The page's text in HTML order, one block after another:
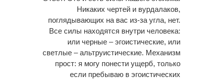
Никаких чертей и вурдалаков,
поглядывающих на вас из-за угла, нет.
Все силы находятся внутри человека:
или черные – эгоистические, или
светлые – альтруистические. Механизм
прост: я могу понести ущерб, только
если пребываю в эгоистических